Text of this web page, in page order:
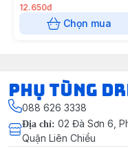
12.650đ
Chọn mua
Phụ Tùng
088 626 3338
Địa chỉ: 02 Đà Sơn 6,
Quận Liên Chiểu